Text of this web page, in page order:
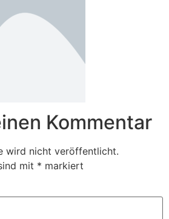
Kommentar
wird nicht veröffentlicht.
mit * markiert